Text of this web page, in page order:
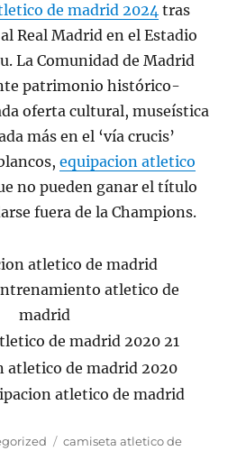
de madrid 2024 tras
Real Madrid en el Estadio
La Comunidad de Madrid
patrimonio histórico-
oferta cultural, museística
más en el ‘vía crucis’
equipacion atletico
no pueden ganar el título
fuera de la Champions.
Etiquetas
camiseta atletico de